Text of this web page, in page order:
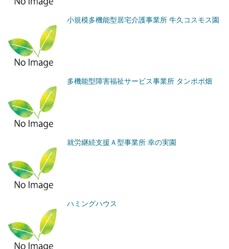
小規模多機能型居宅介護事業所 牛久コスモス園
多機能型障害福祉サービス事業所 タンポポ畑
就労継続支援Ａ型事業所 幸の実園
ハミングハウス